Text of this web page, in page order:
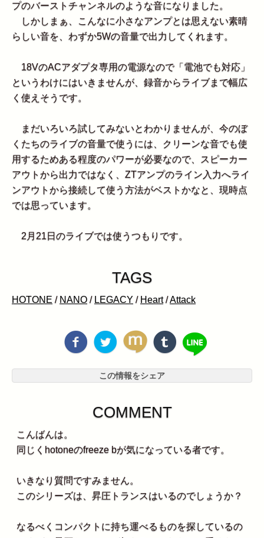
プのバーストチャンネルのような音になりました。
しかしまぁ、こんなに小さなアンプとは思えない素晴
らしい音を、わずか5Wの音量で出力してくれます。
18VのACアダプタ専用の電源なので「電池でも対応」
というわけにはいきませんが、録音からライブまで幅広
く使えそうです。
まだいろいろ試してみないとわかりませんが、今のぼ
くたちのライブの音量で使うには、クリーンな音でも使
用するためある程度のパワーが必要なので、スピーカー
アウトから出力ではなく、ZTアンプのライン入力へライ
ンアウトから接続して使う方法がベストかなと、現時点
では思っています。
2月21日のライブでは使うつもりです。
TAGS
HOTONE / NANO / LEGACY / Heart /Attack
この情報をシェア
COMMENT
こんばんは。
同じくhotoneのfreeze bが気になっている者です。
いきなり質問ですみません。
このシリーズは、昇圧トランスはいるのでしょうか？
なるべくコンパクトに持ち運べるものを探しているの